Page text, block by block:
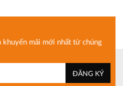
khuyến mãi mới nhất từ chúng